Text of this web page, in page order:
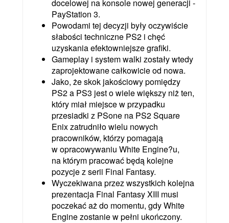
docelowej na konsole nowej generacji -
PayStation 3.
Powodami tej decyzji były oczywiście
słabości techniczne PS2 i chęć
uzyskania efektowniejsze grafiki.
Gameplay i system walki zostały wtedy
zaprojektowane całkowicie od nowa.
Jako, że skok jakościowy pomiędzy
PS2 a PS3 jest o wiele większy niż ten,
który miał miejsce w przypadku
przesiadki z PSone na PS2 Square
Enix zatrudniło wielu nowych
pracowników, którzy pomagają
w opracowywaniu White Engine?u,
na którym pracować będą kolejne
pozycje z serii Final Fantasy.
Wyczekiwana przez wszystkich kolejna
prezentacja Final Fantasy XIII musi
poczekać aż do momentu, gdy White
Engine zostanie w pełni ukończony.